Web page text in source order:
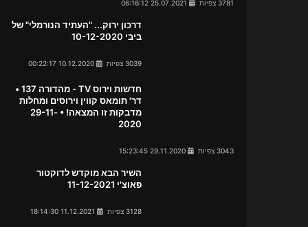
3781 צפיות
דרכון ירוק... "העתיד הנורמלי" של
ביבי 10-12-2020
3039 צפיות
חדשות וירוס TV - מהדורה 137 •
דר' תומאס קווין וירוסים ומחלות
מדבקות זו המצאה! • 29-11-
2020
3043 צפיות
השיר הבא מוקדש לדוקטור
פאוצ'י 11-12-2021
3128 צפיות